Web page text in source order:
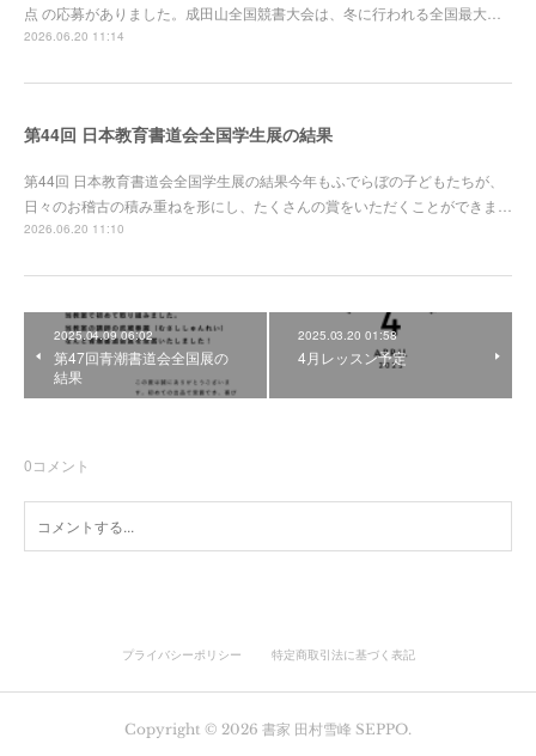
点 の応募がありました。成田山全国競書大会は、冬に行われる全国最大…
2026.06.20 11:14
第44回 日本教育書道会全国学生展の結果
第44回 日本教育書道会全国学生展の結果今年もふでらぼの子どもたちが、
日々のお稽古の積み重ねを形にし、たくさんの賞をいただくことができま…
2026.06.20 11:10
2025.04.09 06:02
第47回青潮書道会全国展の
結果
2025.03.20 01:58
4月レッスン予定
0コメント
プライバシーポリシー 特定商取引法に基づく表記
Copyright © 2026 書家 田村雪峰 SEPPO.